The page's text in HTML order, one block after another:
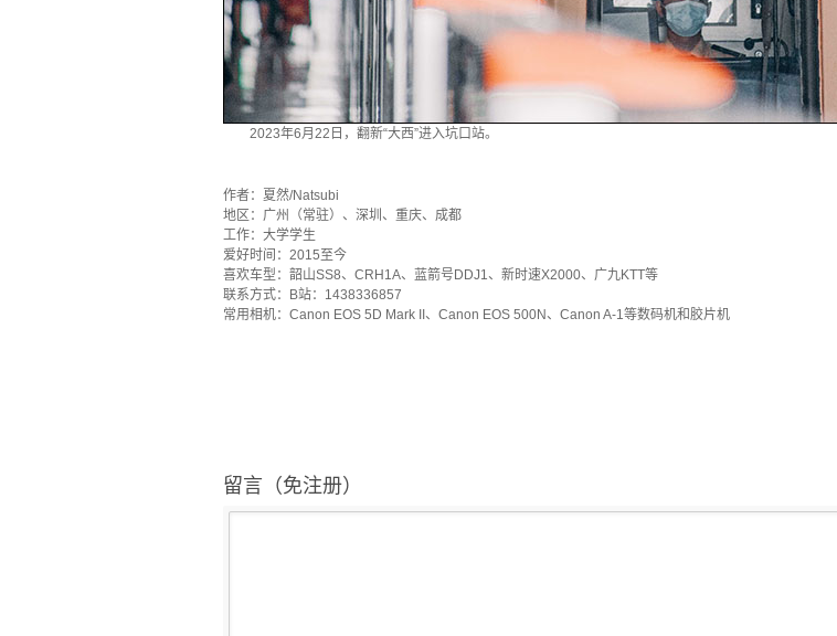
2023年6月22日，翻新“大西”进入坑口站。
作者：夏然/Natsubi
地区：广州（常驻）、深圳、重庆、成都
工作：大学学生
爱好时间：2015至今
喜欢车型：韶山SS8、CRH1A、蓝箭号DDJ1、新时速X2000、广九KTT等
联系方式：B站：1438336857
常用相机：Canon EOS 5D Mark II、Canon EOS 500N、Canon A-1等数码机和胶片机
留言（免注册）